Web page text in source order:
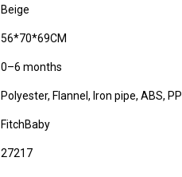
Beige
56*70*69CM
0–6 months
Polyester, Flannel, Iron pipe, ABS, PP
FitchBaby
27217